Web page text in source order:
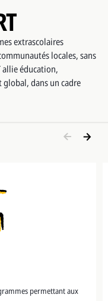
extrascolaires
locales, sans
allie éducation,
dans un cadre
permettant aux